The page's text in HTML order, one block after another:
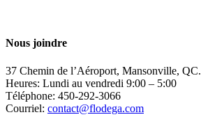
choisies
sur
la
page
Nous joindre
37 Chemin de l’Aéroport, Mansonville, QC.
Heures: Lundi au vendredi 9:00 – 5:00
Téléphone: 450-292-3066
Courriel: contact@flodega.com